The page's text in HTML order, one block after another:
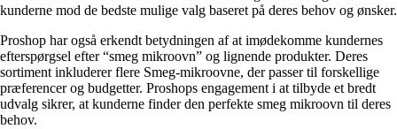
kunderne mod de bedste mulige valg baseret på deres behov og ønsker.
Proshop har også erkendt betydningen af at imødekomme kundernes
efterspørgsel efter “smeg mikroovn” og lignende produkter. Deres
sortiment inkluderer flere Smeg-mikroovne, der passer til forskellige
præferencer og budgetter. Proshops engagement i at tilbyde et bredt
udvalg sikrer, at kunderne finder den perfekte smeg mikroovn til deres
behov.